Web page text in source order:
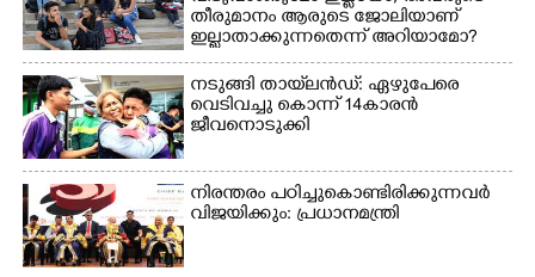
തീരുമാനം ആരുടെ ജോലിയാണ്
ഇല്ലാതാക്കുന്നതെന്ന് അറിയാമോ?
നടുങ്ങി തായ്‌ലൻഡ്: ഏഴുപേരെ
വെടിവച്ചു കൊന്ന് 14കാരൻ
ജീവനൊടുക്കി
നിരന്തരം പഠിച്ചുകൊണ്ടിരിക്കുന്നവർ
വിജയിക്കും: പ്രധാനമന്ത്രി